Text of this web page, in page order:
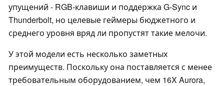
упущений - RGB-клавиши и поддержка G-Sync и
Thunderbolt, но целевые геймеры бюджетного и
среднего уровня вряд ли пропустят такие мелочи.
У этой модели есть несколько заметных
преимуществ. Поскольку она поставляется с менее
требовательным оборудованием, чем 16X Aurora,